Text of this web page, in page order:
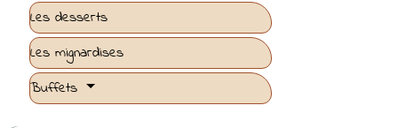
Les desserts
Les mignardises
Buffets